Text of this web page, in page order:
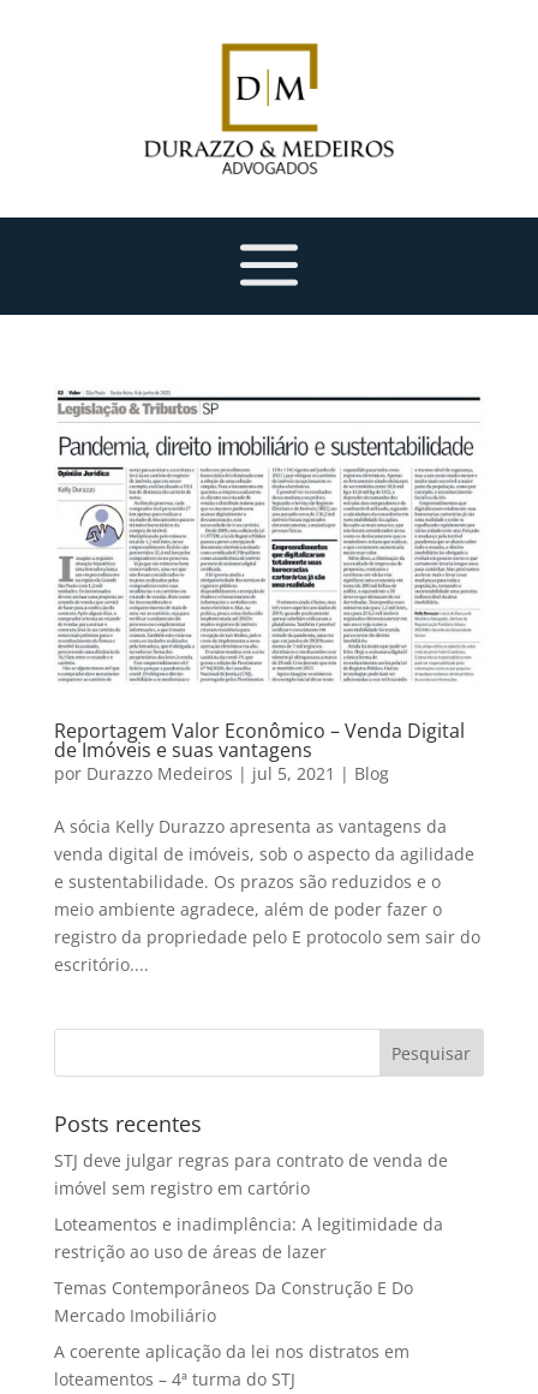
Reportagem Valor Econômico – Venda Digital
de Imóveis e suas vantagens
por Durazzo Medeiros | jul 5, 2021 | Blog
A sócia Kelly Durazzo apresenta as vantagens da
venda digital de imóveis, sob o aspecto da agilidade
e sustentabilidade. Os prazos são reduzidos e o
meio ambiente agradece, além de poder fazer o
registro da propriedade pelo E protocolo sem sair do
escritório....
Posts recentes
STJ deve julgar regras para contrato de venda de
imóvel sem registro em cartório
Loteamentos e inadimplência: A legitimidade da
restrição ao uso de áreas de lazer
Temas Contemporâneos Da Construção E Do
Mercado Imobiliário
A coerente aplicação da lei nos distratos em
loteamentos – 4ª turma do STJ